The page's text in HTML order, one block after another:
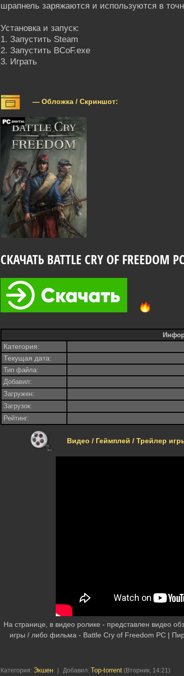
шрапнель заряжаются и используются в
Установка и запуск:
1. Запустить Steam
2. Запустить BCoF.exe
3. Играть
— Обложка / Скриншот:
СКАЧАТЬ BATTLE CRY OF FREEDOM
Категория:
Текущая дата:
Тип файла:
Добавил:
Загружен:
Загрузок:
Рейтинг:
Видео / Геймплей / Трейлер
На странице, в видео ролике - представлен видео
игры / либо фильма - Battle Cry of Freedom PC |
Категория: Экшен Добавил: Top-torrent(Вторник, 14:21)